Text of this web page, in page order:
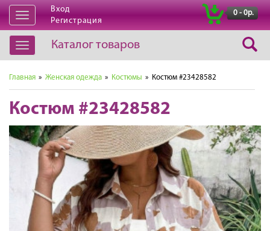
Открыть
навигацию
Вход
Регистрация
0 - 0р.
Открыть
навигацию
Каталог товаров
Главная » Женская одежда » Костюмы » Костюм #23428582
Костюм #23428582